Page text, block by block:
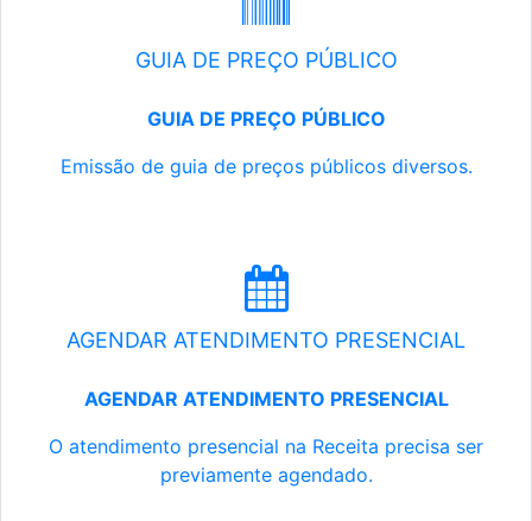
GUIA DE PREÇO PÚBLICO
GUIA DE PREÇO PÚBLICO
Emissão de guia de preços públicos diversos.
AGENDAR ATENDIMENTO PRESENCIAL
AGENDAR ATENDIMENTO PRESENCIAL
O atendimento presencial na Receita precisa ser
previamente agendado.